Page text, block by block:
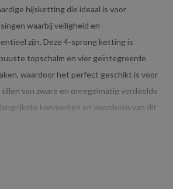
hijsketting die ideaal is voor
waarbij veiligheid en
zijn. Deze 4-sprong ketting is
topschalm en vier geïntegreerde
waardoor het perfect geschikt is voor
van zware en onregelmatig verdeelde
kenmerken en voordelen van dit
KETTING 4-SPRONG MET